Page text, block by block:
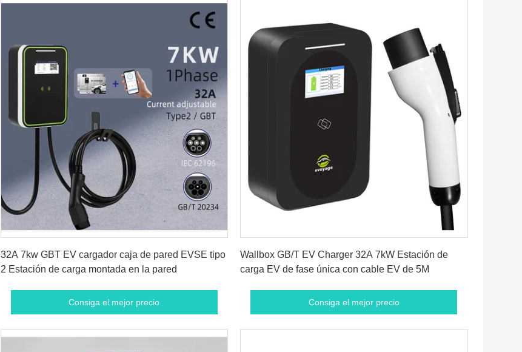
32A 7kw GBT EV cargador caja de pared EVSE tipo
2 Estación de carga montada en la pared
Consiga el mejor precio
Wallbox GB/T EV Charger 32A 7kW Estación de
carga EV de fase única con cable EV de 5M
Consiga el mejor precio